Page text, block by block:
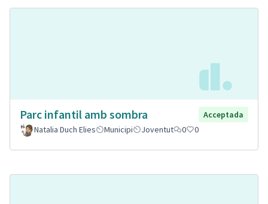
Parc infantil amb sombra
Acceptada
Natalia Duch Elies
Municipi Joventut 0 0